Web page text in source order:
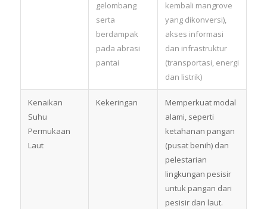
gelombang
serta
berdampak
pada abrasi
pantai
kembali mangrove
yang dikonversi),
akses informasi
dan infrastruktur
(transportasi, energi
dan listrik)
Kenaikan
Suhu
Permukaan
Laut
Kekeringan
Memperkuat modal
alami, seperti
ketahanan pangan
(pusat benih) dan
pelestarian
lingkungan pesisir
untuk pangan dari
pesisir dan laut.